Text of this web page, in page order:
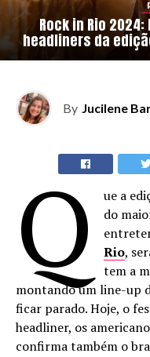
Rock in Rio
headliners da
By Jucilene
Q
ue a
do
Rio,
tem a
montando um line-up
ficar parado. Hoje, o
headliner, os
confirma também o